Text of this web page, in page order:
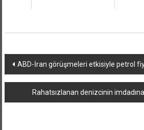
Yazı
dolaşımı
ABD-İran görüşmeleri etkisiyle petrol
Rahatsızlanan denizcinin